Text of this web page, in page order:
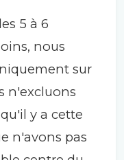
5 à 6
nous
sur
n'excluons
y a cette
n'avons pas